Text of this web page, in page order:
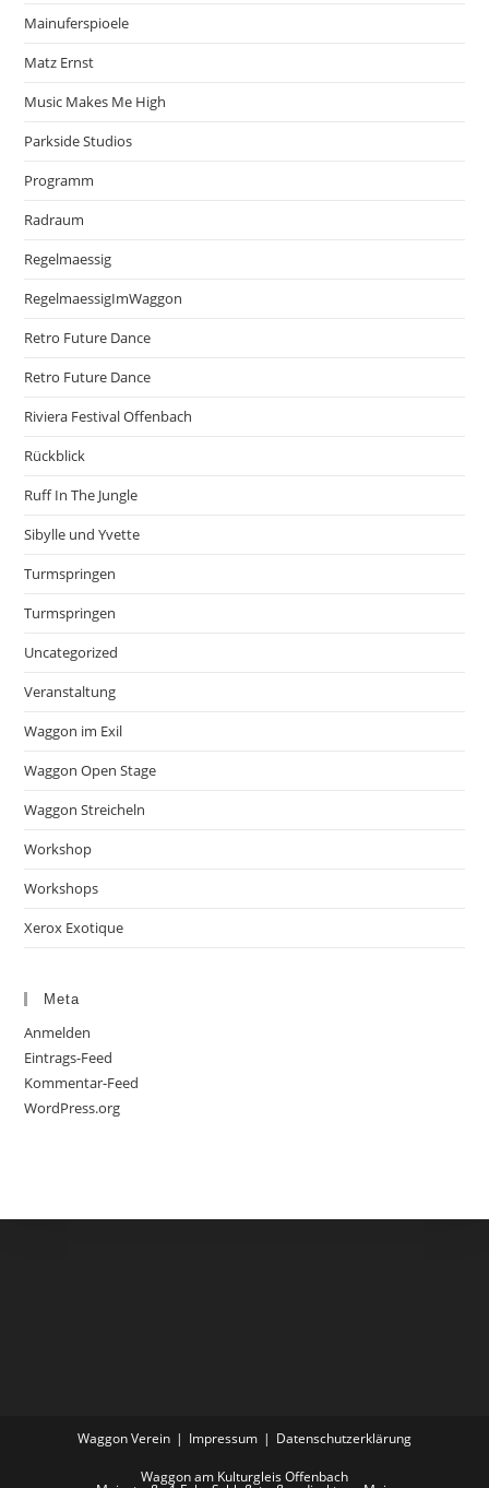
Mainuferspioele
Matz Ernst
Music Makes Me High
Parkside Studios
Programm
Radraum
Regelmaessig
RegelmaessigImWaggon
Retro Future Dance
Retro Future Dance
Riviera Festival Offenbach
Rückblick
Ruff In The Jungle
Sibylle und Yvette
Turmspringen
Turmspringen
Uncategorized
Veranstaltung
Waggon im Exil
Waggon Open Stage
Waggon Streicheln
Workshop
Workshops
Xerox Exotique
Meta
Anmelden
Eintrags-Feed
Kommentar-Feed
WordPress.org
Waggon Verein Impressum Datenschutzerklärung
Waggon am Kulturgleis Offenbach